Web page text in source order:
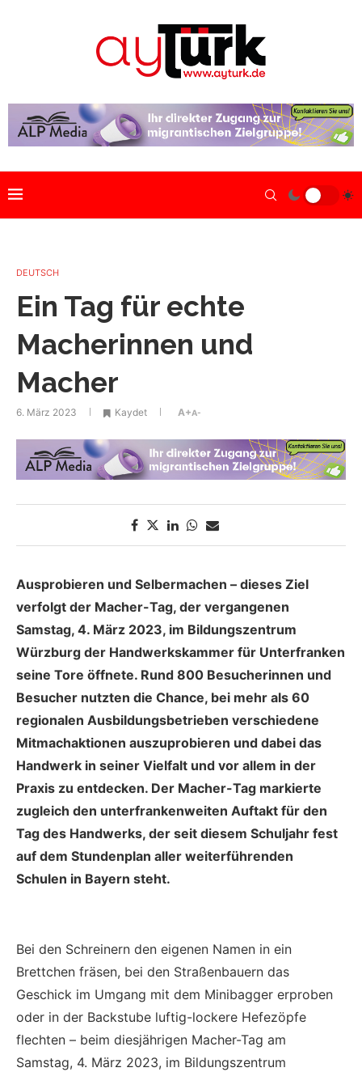
DEUTSCH
Ein Tag für echte
Macherinnen und
Macher
6. März 2023 Kaydet A+A-
Ausprobieren und Selbermachen – dieses Ziel
verfolgt der Macher-Tag, der vergangenen
Samstag, 4. März 2023, im Bildungszentrum
Würzburg der Handwerkskammer für Unterfranken
seine Tore öffnete. Rund 800 Besucherinnen und
Besucher nutzten die Chance, bei mehr als 60
regionalen Ausbildungsbetrieben verschiedene
Mitmachaktionen auszuprobieren und dabei das
Handwerk in seiner Vielfalt und vor allem in der
Praxis zu entdecken. Der Macher-Tag markierte
zugleich den unterfrankenweiten Auftakt für den
Tag des Handwerks, der seit diesem Schuljahr fest
auf dem Stundenplan aller weiterführenden
Schulen in Bayern steht.
Bei den Schreinern den eigenen Namen in ein
Brettchen fräsen, bei den Straßenbauern das
Geschick im Umgang mit dem Minibagger erproben
oder in der Backstube luftig-lockere Hefezöpfe
flechten – beim diesjährigen Macher-Tag am
Samstag, 4. März 2023, im Bildungszentrum